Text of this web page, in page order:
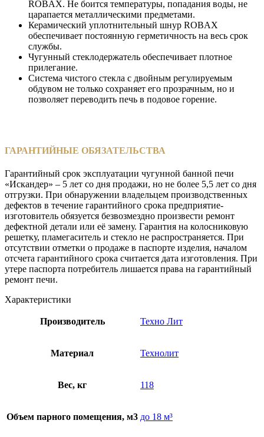
ROBAX. Не боится температуры, попадания воды, не
царапается металлическими предметами.
Керамический уплотнительный шнур ROBAX
обеспечивает постоянную герметичность на весь срок
службы.
Чугунный стеклодержатель обеспечивает плотное
прилегание.
Система чистого стекла с двойным регулируемым
обдувом не только сохраняет его прозрачным, но и
позволяет переводить печь в подовое горение.
ГАРАНТИЙНЫЕ ОБЯЗАТЕЛЬСТВА
Гарантийный срок эксплуатации чугунной банной печи
«Искандер» – 5 лет со дня продажи, но не более 5,5 лет со дня
отгрузки. При обнаружении владельцем производственных
дефектов в течение гарантийного срока предприятие-
изготовитель обязуется безвозмездно произвести ремонт
дефектной детали или её замену. Гарантия на колосниковую
решетку, пламегаситель и стекло не распространяется. При
отсутствии отметки о продаже в паспорте изделия, началом
отсчета гарантийного срока считается дата изготовления. При
утере паспорта потребитель лишается права на гарантийный
ремонт печи.
Характеристики
Производитель Техно Лит
Материал Технолит
Вес, кг 118
Объем парного помещения, м3 до 18 м³